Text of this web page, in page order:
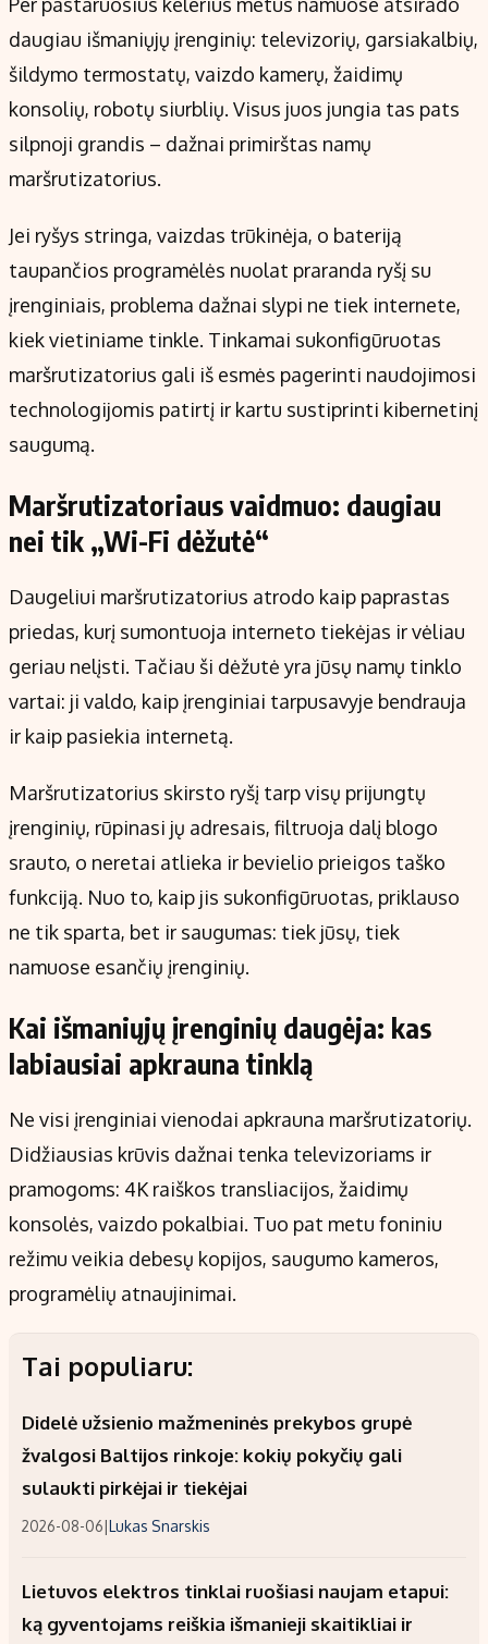
Kontaktai
Regionų naujienos
Indėlių palūkanos
daugiau išmaniųjų įrenginių: televizorių, garsiakalbių,
šildymo termostatų, vaizdo kamerų, žaidimų
konsolių, robotų siurblių. Visus juos jungia tas pats
silpnoji grandis – dažnai primirštas namų
maršrutizatorius.
Jei ryšys stringa, vaizdas trūkinėja, o bateriją
taupančios programėlės nuolat praranda ryšį su
įrenginiais, problema dažnai slypi ne tiek internete,
kiek vietiniame tinkle. Tinkamai sukonfigūruotas
maršrutizatorius gali iš esmės pagerinti naudojimosi
technologijomis patirtį ir kartu sustiprinti kibernetinį
saugumą.
Maršrutizatoriaus vaidmuo: daugiau
nei tik „Wi-Fi dėžutė“
Daugeliui maršrutizatorius atrodo kaip paprastas
priedas, kurį sumontuoja interneto tiekėjas ir vėliau
geriau nelįsti. Tačiau ši dėžutė yra jūsų namų tinklo
vartai: ji valdo, kaip įrenginiai tarpusavyje bendrauja
ir kaip pasiekia internetą.
Maršrutizatorius skirsto ryšį tarp visų prijungtų
įrenginių, rūpinasi jų adresais, filtruoja dalį blogo
srauto, o neretai atlieka ir bevielio prieigos taško
funkciją. Nuo to, kaip jis sukonfigūruotas, priklauso
ne tik sparta, bet ir saugumas: tiek jūsų, tiek
namuose esančių įrenginių.
Kai išmaniųjų įrenginių daugėja: kas
labiausiai apkrauna tinklą
Ne visi įrenginiai vienodai apkrauna maršrutizatorių.
Didžiausias krūvis dažnai tenka televizoriams ir
pramogoms: 4K raiškos transliacijos, žaidimų
konsolės, vaizdo pokalbiai. Tuo pat metu foniniu
režimu veikia debesų kopijos, saugumo kameros,
programėlių atnaujinimai.
Tai populiaru:
Didelė užsienio mažmeninės prekybos grupė
žvalgosi Baltijos rinkoje: kokių pokyčių gali
sulaukti pirkėjai ir tiekėjai
2026-08-06|Lukas Snarskis
Lietuvos elektros tinklai ruošiasi naujam etapui:
ką gyventojams reiškia išmanieji skaitikliai ir